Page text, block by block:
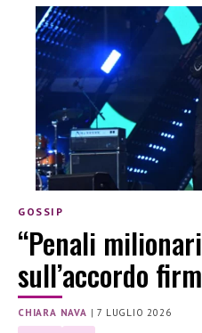
GOSSIP
“Penali
sull’accordo
CHIARA NAVA |7 LUGLIO 2026